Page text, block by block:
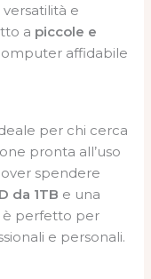
versatilità e
a piccole e
affidabile
per chi cerca
pronta all’uso
spendere
da 1TB e una
è perfetto per
e personali.